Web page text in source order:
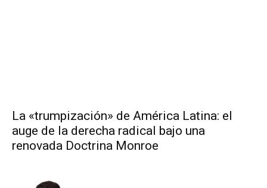
La «trumpización» de América Latina: el
auge de la derecha radical bajo una
renovada Doctrina Monroe